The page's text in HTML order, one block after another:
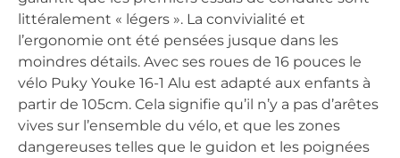
littéralement « légers ». La convivialité et
l’ergonomie ont été pensées jusque dans les
moindres détails. Avec ses roues de 16 pouces le
vélo Puky Youke 16-1 Alu est adapté aux enfants à
partir de 105cm. Cela signifie qu’il n’y a pas d’arêtes
vives sur l’ensemble du vélo, et que les zones
dangereuses telles que le guidon et les poignées